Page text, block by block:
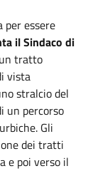
per essere
il Sindaco di
tratto
vista
stralcio del
un percorso
Gli
dei tratti
e poi verso il